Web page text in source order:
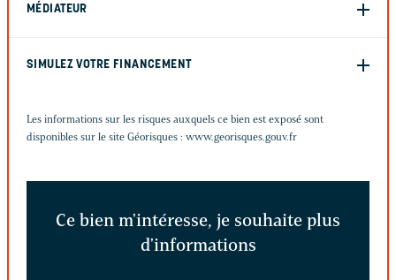
MÉDIATEUR
SIMULEZ VOTRE FINANCEMENT
Les informations sur les risques auxquels ce bien est exposé sont
disponibles sur le site Géorisques : www.georisques.gouv.fr
Ce bien m'intéresse, je souhaite plus
d'informations